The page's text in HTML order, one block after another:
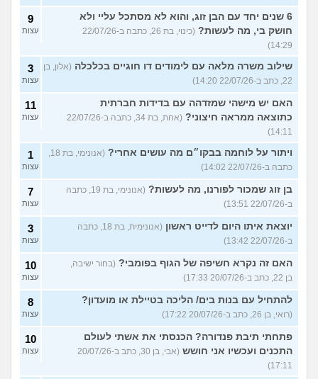
6 שנים יחד עם הבן זוג, והוא לא מסתכל עליי ולא
חושק בי, מה לעשות?
(כינוי, בת 26, כתבה ב-22/07/26
14:29)
9
עצות
שילוב משרה מלאה עם לימודים דו חוגיים בכלכלה (אלון, בן
22, כתב ב-22/07/26 14:20)
3
עצות
האם יש מישהי שמזדהה עם בדידות חברתית
כתוצאה ממראה חיצוני?
(אחת, בת 34, כתבה ב-22/07/26
14:11)
11
עצות
ויתור על לוחמה בבקו״ם מה עושים אחרי?
כתבה ב-22/07/26 14:02)
1
עצות
בן זוג שמכור לפורנו, מה לעשות?
(אנונימי, בת 19, כתבה
ב-22/07/26 13:51)
7
עצות
יוצאת איתו היום לדייט ראשון
(אנונימית, בת 18, כתבה
ב-22/07/26 13:42)
3
עצות
האם זה נקרא חשיפה של הגוף בפומבי? (בחור ישיבה,
בן 22, כתב ב-20/07/26 17:33)
10
עצות
להתחיל עם בנות בים/ הליכה בטיילת או מועדון?
(רואי, בן 26, כתב ב-20/07/26 17:22)
8
עצות
פתחתי תיבת פנדורה? הכנסתי את אשתי לעולם
התכנים ועכשיו אני חושש
(אבי, בן 30, כתב ב-20/07/26
17:11)
10
עצות